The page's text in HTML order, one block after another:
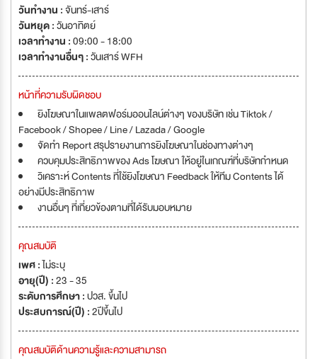
วันทำงาน :จันทร์-เสาร์
วันหยุด :วันอาทิตย์
เวลาทำงาน :09:00 - 18:00
เวลาทำงานอื่นๆ :วันเสาร์ WFH
หน้าที่ความรับผิดชอบ
ยิงโฆษณาในแพลตฟอร์มออนไลน์ต่างๆ ของบริษัท เช่น Tiktok /
Facebook / Shopee / Line / Lazada / Google
จัดทำ Report สรุปรายงานการยิงโฆษณาในช่องทางต่างๆ
ควบคุมประสิทธิภาพของ Ads โฆษณา ให้อยู่ในเกณฑ์ที่บริษัทกำหนด
วิเคราะห์ Contents ที่ใช้ยิงโฆษณา Feedback ให้ทีม Contents ได้
อย่างมีประสิทธิภาพ
งานอื่นๆ ที่เกี่ยวข้องตามที่ได้รับมอบหมาย
คุณสมบัติ
เพศ :ไม่ระบุ
อายุ(ปี) :23 - 35
ระดับการศึกษา :ปวส. ขึ้นไป
ประสบการณ์(ปี) :2ปีขึ้นไป
คุณสมบัติด้านความรู้และความสามารถ